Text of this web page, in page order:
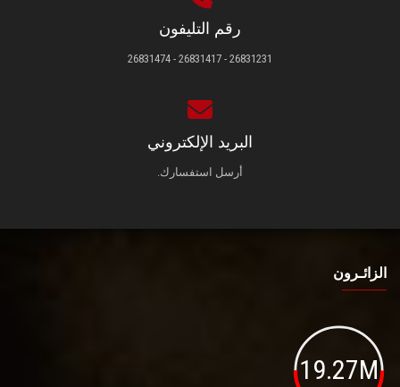
رقم التليفون
26831231 - 26831417 - 26831474
البريد الإلكتروني
أرسل استفسارك.
الزائـرون
19.27M